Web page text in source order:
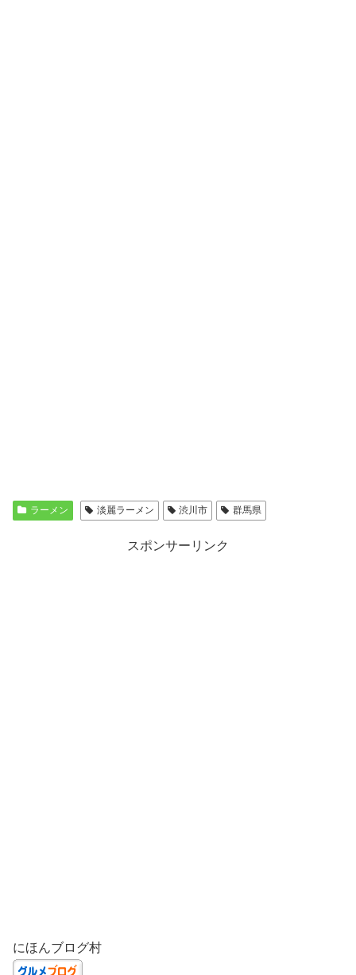
ラーメン 淡麗ラーメン 渋川市 群馬県
スポンサーリンク
にほんブログ村